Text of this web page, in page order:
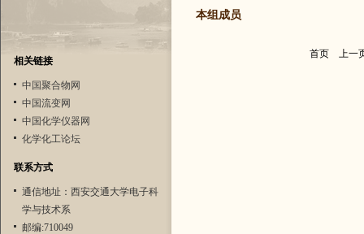
相关链接
中国聚合物网
中国流变网
中国化学仪器网
化学化工论坛
联系方式
通信地址：西安交通大学电子科
学与技术系
邮编:710049
本组成员
首页 上一